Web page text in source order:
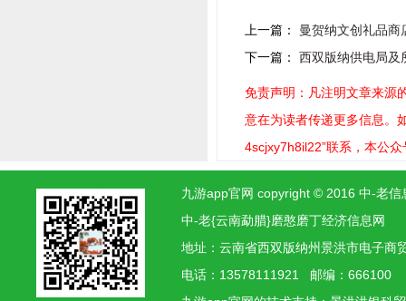
上一篇： 曼贺纳文创礼品商
下一篇： 西双版纳供电局及
免责声明：凡注明文章来源
意在为读者传递更多信息。
4scjxy7h8il22”联系，本公
九游app官网 copyright © 2016 中-老
中-老{云南勐腊}磨憨磨丁经济信息网
地址：云南省西双版纳州景洪市电子
电话：13578111921 邮编：666100